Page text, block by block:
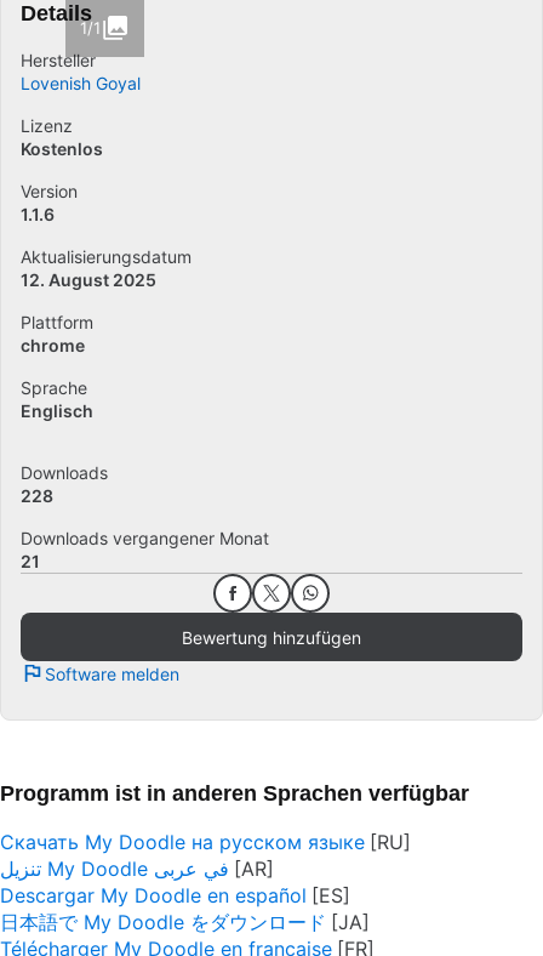
1/1
Details
Hersteller
Lovenish Goyal
Lizenz
Kostenlos
Version
1.1.6
Aktualisierungsdatum
12. August 2025
Plattform
chrome
Sprache
Englisch
Downloads
228
Downloads vergangener Monat
21
Bewertung hinzufügen
Software melden
Programm ist in anderen Sprachen verfügbar
Скачать My Doodle на русском языке
تنزيل My Doodle في عربى
Descargar My Doodle en español
日本語で My Doodle をダウンロード
Télécharger My Doodle en française